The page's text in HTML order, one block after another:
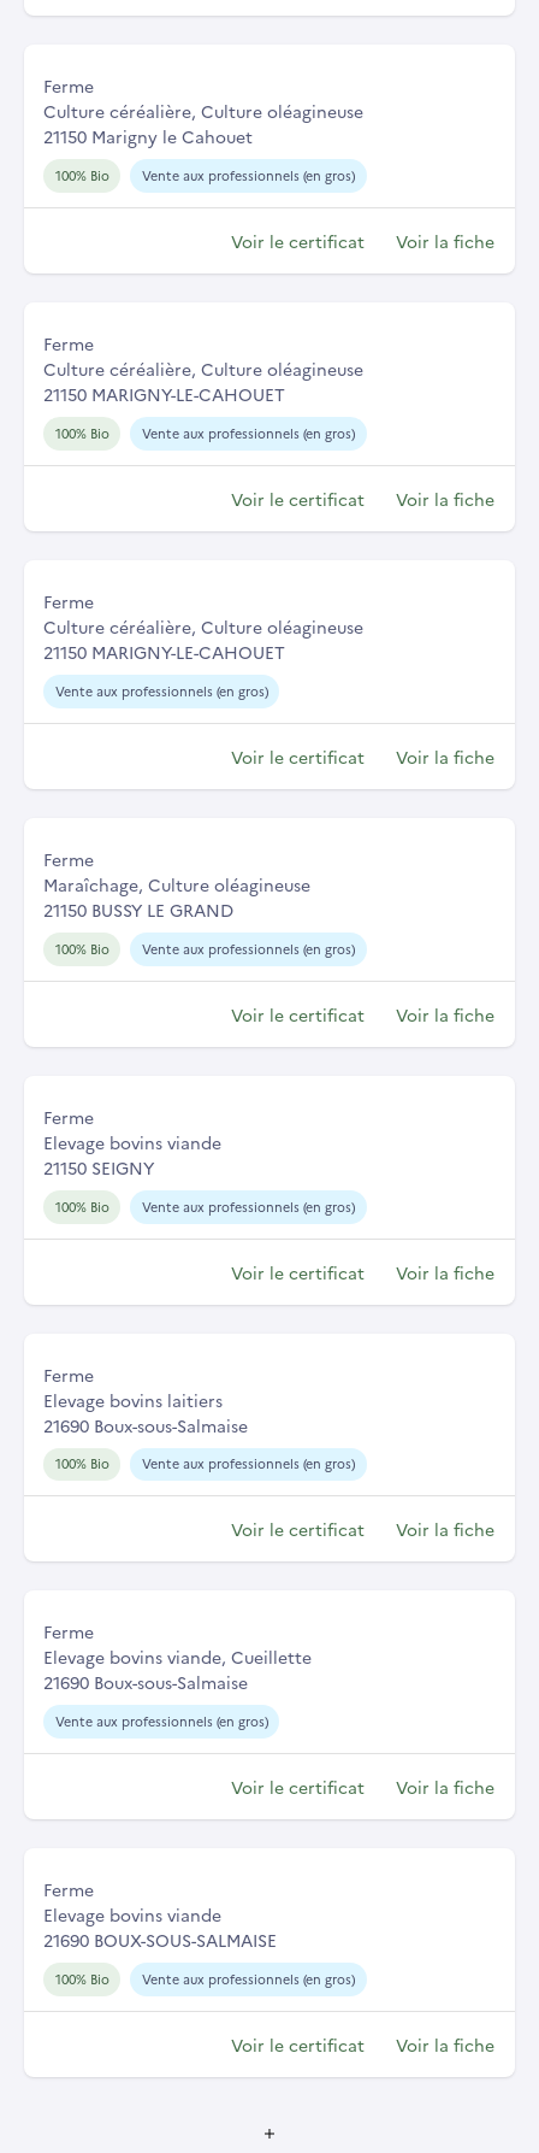
Ferme
Culture céréalière, Culture oléagineuse
21150 Marigny le Cahouet
100% Bio Vente aux professionnels (en gros)
Voir le certificat Voir la fiche
Ferme
Culture céréalière, Culture oléagineuse
21150 MARIGNY-LE-CAHOUET
100% Bio Vente aux professionnels (en gros)
Voir le certificat Voir la fiche
Ferme
Culture céréalière, Culture oléagineuse
21150 MARIGNY-LE-CAHOUET
Vente aux professionnels (en gros)
Voir le certificat Voir la fiche
Ferme
Maraîchage, Culture oléagineuse
21150 BUSSY LE GRAND
100% Bio Vente aux professionnels (en gros)
Voir le certificat Voir la fiche
Ferme
Elevage bovins viande
21150 SEIGNY
100% Bio Vente aux professionnels (en gros)
Voir le certificat Voir la fiche
Ferme
Elevage bovins laitiers
21690 Boux-sous-Salmaise
100% Bio Vente aux professionnels (en gros)
Voir le certificat Voir la fiche
Ferme
Elevage bovins viande, Cueillette
21690 Boux-sous-Salmaise
Vente aux professionnels (en gros)
Voir le certificat Voir la fiche
Ferme
Elevage bovins viande
21690 BOUX-SOUS-SALMAISE
100% Bio Vente aux professionnels (en gros)
Voir le certificat Voir la fiche